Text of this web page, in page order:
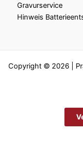
Gravurservice
Hinweis
Copyright © 2026 |